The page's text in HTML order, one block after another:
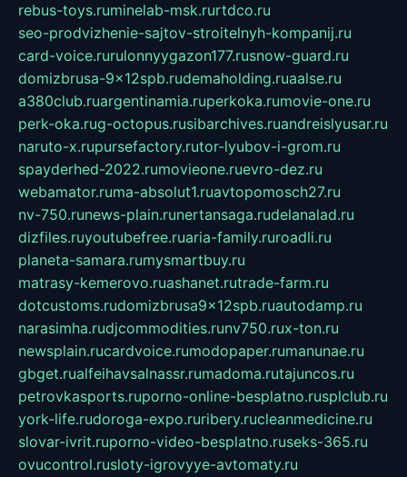
rebus-toys.ruminelab-msk.rurtdco.ru
seo-prodvizhenie-sajtov-stroitelnyh-kompanij.ru
card-voice.rurulonnyygazon177.rusnow-guard.ru
domizbrusa-9x12spb.rudemaholding.ruaalse.ru
a380club.ruargentinamia.ruperkoka.rumovie-one.ru
perk-oka.rug-octopus.rusibarchives.ruandreislyusar.ru
naruto-x.rupursefactory.rutor-lyubov-i-grom.ru
spayderhed-2022.rumovieone.ruevro-dez.ru
webamator.ruma-absolut1.ruavtopomosch27.ru
nv-750.runews-plain.runertansaga.rudelanalad.ru
dizfiles.ruyoutubefree.ruaria-family.ruroadli.ru
planeta-samara.rumysmartbuy.ru
matrasy-kemerovo.ruashanet.rutrade-farm.ru
dotcustoms.rudomizbrusa9x12spb.ruautodamp.ru
narasimha.rudjcommodities.runv750.rux-ton.ru
newsplain.rucardvoice.rumodopaper.rumanunae.ru
gbget.rualfeihavsalnassr.rumadoma.rutajuncos.ru
petrovkasports.ruporno-online-besplatno.rusplclub.ru
york-life.rudoroga-expo.ruribery.rucleanmedicine.ru
slovar-ivrit.ruporno-video-besplatno.ruseks-365.ru
ovucontrol.rusloty-igrovyye-avtomaty.ru